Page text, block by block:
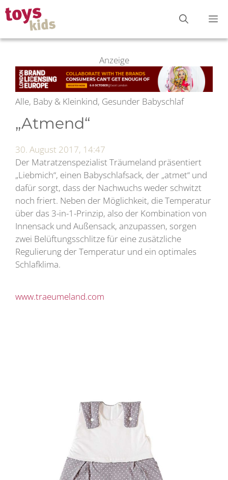
Zum
Inhalt
springen
Anzeige
Alle, Baby & Kleinkind, Gesunder Babyschlaf
„Atmend“
30. August 2017, 14:47
Der Matratzenspezialist Träumeland präsentiert
„Liebmich“, einen Babyschlafsack, der „atmet“ und
dafür sorgt, dass der Nachwuchs weder schwitzt
noch friert. Neben der Möglichkeit, die Temperatur
über das 3-in-1-Prinzip, also der Kombination von
Innensack und Außensack, anzupassen, sorgen
zwei Belüftungsschlitze für eine zusätzliche
Regulierung der Temperatur und ein optimales
Schlafklima.
www.traeumeland.com